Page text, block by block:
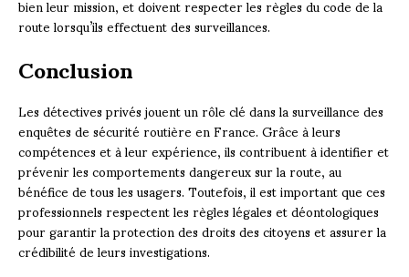
route lorsqu’ils effectuent des surveillances.
Conclusion
Les détectives privés jouent un rôle clé dans la surveillance des
enquêtes de sécurité routière en France. Grâce à leurs
compétences et à leur expérience, ils contribuent à identifier et
prévenir les comportements dangereux sur la route, au
bénéfice de tous les usagers. Toutefois, il est important que ces
professionnels respectent les règles légales et déontologiques
pour garantir la protection des droits des citoyens et assurer la
crédibilité de leurs investigations.